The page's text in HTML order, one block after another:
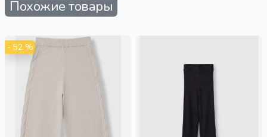
Похожие товары
- 52 %